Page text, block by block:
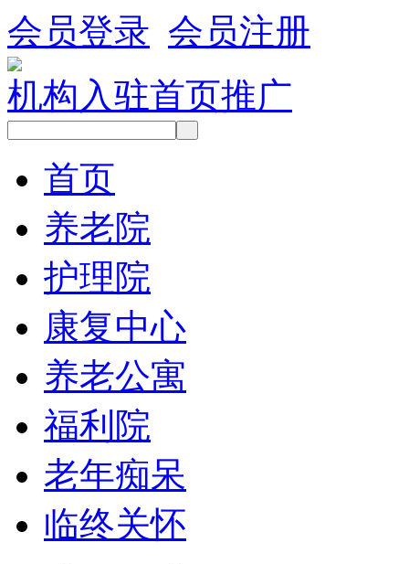
会员登录 会员注册
机构入驻首页推广
首页
养老院
护理院
康复中心
养老公寓
福利院
老年痴呆
临终关怀